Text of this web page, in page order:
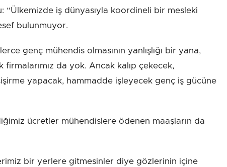
“Ülkemizde iş dünyasıyla koordineli bir mesleki
bulunmuyor.
genç mühendis olmasının yanlışlığı bir yana,
firmalarımız da yok. Ancak kalıp çekecek,
yapacak, hammadde işleyecek genç iş gücüne
ücretler mühendislere ödenen maaşların da
bir yerlere gitmesinler diye gözlerinin içine